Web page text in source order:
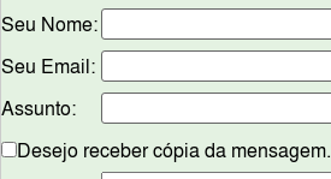
Seu Nome:
Seu Email:
Assunto:
Desejo receber cópia da mensagem.